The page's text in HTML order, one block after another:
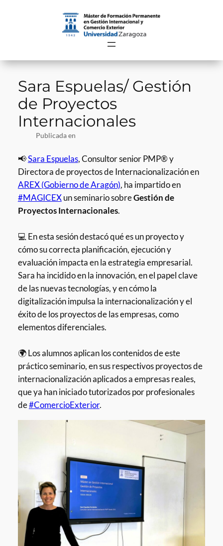
Sara Espuelas/ Gestión
de Proyectos
Internacionales
Publicada en
📢Sara Espuelas, Consultor senior PMP® y
Directora de proyectos de Internacionalización en
AREX (Gobierno de Aragón), ha impartido en
#MAGICEXun seminario sobreGestión de
Proyectos Internacionales.
💻 En esta sesión destacó qué es un proyecto y
cómo su correcta planificación, ejecución y
evaluación impacta en la estrategia empresarial.
Sara ha incidido en la innovación, en el papel clave
de las nuevas tecnologías, y en cómo la
digitalización impulsa la internacionalización y el
éxito de los proyectos de las empresas, como
elementos diferenciales.
🌍 Los alumnos aplican los contenidos de este
práctico seminario, en sus respectivos proyectos de
internacionalización aplicados a empresas reales,
que ya han iniciado tutorizados por profesionales
de#ComercioExterior.